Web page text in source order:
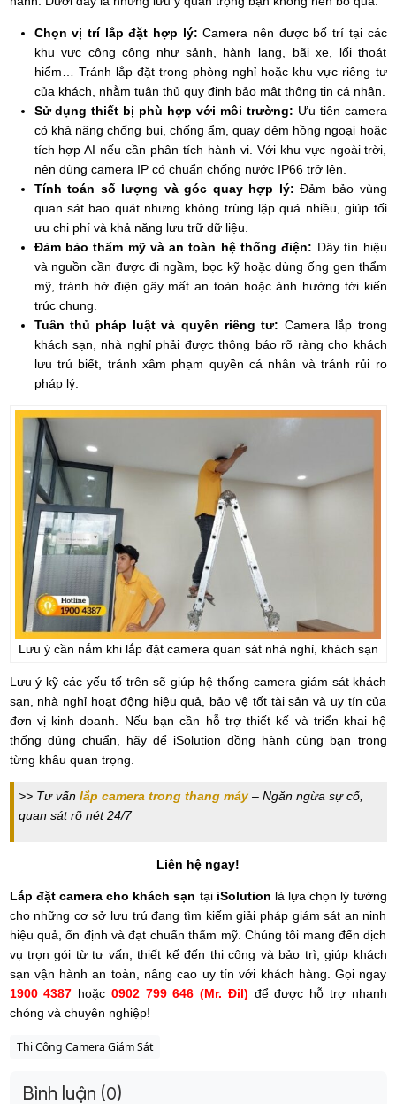
Chọn vị trí lắp đặt hợp lý: Camera nên được bố trí tại các
khu vực công cộng như sảnh, hành lang, bãi xe, lối thoát
hiểm… Tránh lắp đặt trong phòng nghỉ hoặc khu vực riêng tư
của khách, nhằm tuân thủ quy định bảo mật thông tin cá nhân.
Sử dụng thiết bị phù hợp với môi trường: Ưu tiên camera
có khả năng chống bụi, chống ẩm, quay đêm hồng ngoại hoặc
tích hợp AI nếu cần phân tích hành vi. Với khu vực ngoài trời,
nên dùng camera IP có chuẩn chống nước IP66 trở lên.
Tính toán số lượng và góc quay hợp lý: Đảm bảo vùng
quan sát bao quát nhưng không trùng lặp quá nhiều, giúp tối
ưu chi phí và khả năng lưu trữ dữ liệu.
Đảm bảo thẩm mỹ và an toàn hệ thống điện: Dây tín hiệu
và nguồn cần được đi ngầm, bọc kỹ hoặc dùng ống gen thẩm
mỹ, tránh hở điện gây mất an toàn hoặc ảnh hưởng tới kiến
trúc chung.
Tuân thủ pháp luật và quyền riêng tư: Camera lắp trong
khách sạn, nhà nghỉ phải được thông báo rõ ràng cho khách
lưu trú biết, tránh xâm phạm quyền cá nhân và tránh rủi ro
pháp lý.
Lưu ý cần nắm khi lắp đặt camera quan sát nhà nghỉ, khách sạn
Lưu ý kỹ các yếu tố trên sẽ giúp hệ thống camera giám sát khách
sạn, nhà nghỉ hoạt động hiệu quả, bảo vệ tốt tài sản và uy tín của
đơn vị kinh doanh. Nếu bạn cần hỗ trợ thiết kế và triển khai hệ
thống đúng chuẩn, hãy để iSolution đồng hành cùng bạn trong
từng khâu quan trọng.
>> Tư vấn lắp camera trong thang máy– Ngăn ngừa sự cố,
quan sát rõ nét 24/7
Liên hệ ngay!
Lắp đặt camera cho khách sạn tại iSolution là lựa chọn lý tưởng
cho những cơ sở lưu trú đang tìm kiếm giải pháp giám sát an ninh
hiệu quả, ổn định và đạt chuẩn thẩm mỹ. Chúng tôi mang đến dịch
vụ trọn gói từ tư vấn, thiết kế đến thi công và bảo trì, giúp khách
sạn vận hành an toàn, nâng cao uy tín với khách hàng. Gọi ngay
1900 4387 hoặc 0902 799 646 (Mr. Đil) để được hỗ trợ nhanh
chóng và chuyên nghiệp!
Thi Công Camera Giám Sát
Bình luận (0)